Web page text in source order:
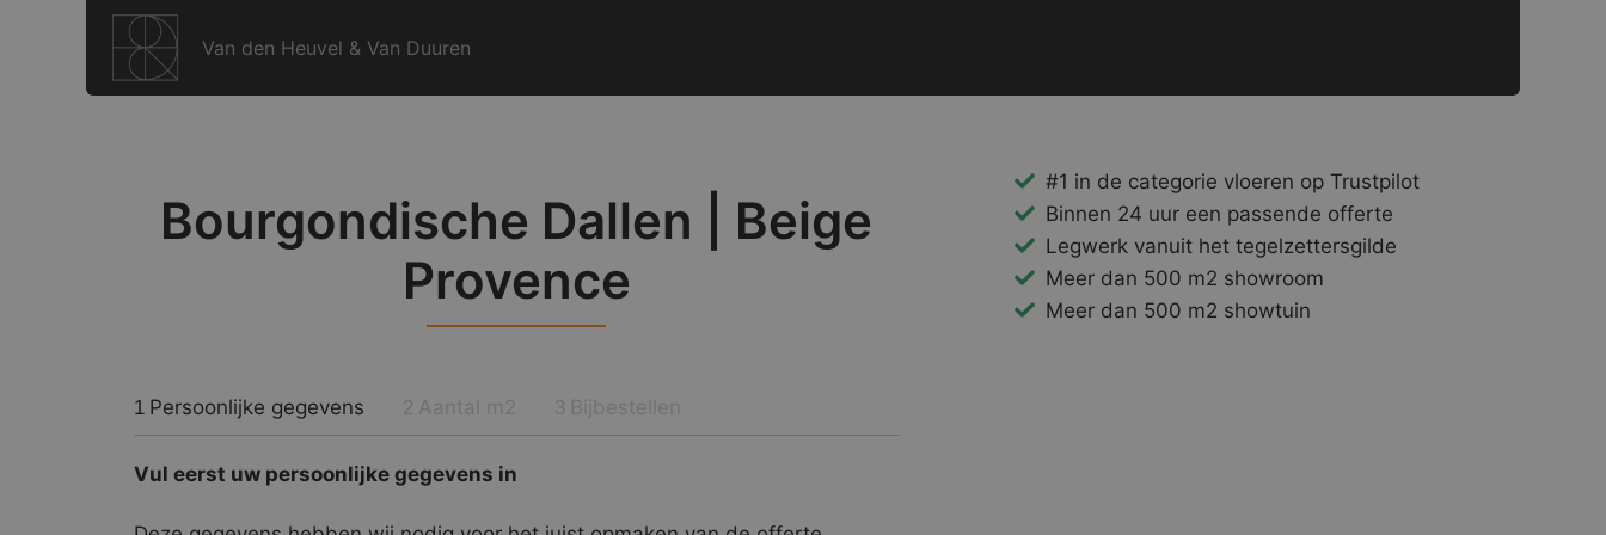
Van den Heuvel & Van Duuren
Bourgondische Dallen | Beige
Provence
1 Persoonlijke gegevens
Vul eerst uw persoonlijke gegevens in
#1 in de categorie vloeren op Trustpilot
Binnen 24 uur een passende offerte
Legwerk vanuit het tegelzettersgilde
Meer dan 500 m2 showroom
Meer dan 500 m2 showtuin